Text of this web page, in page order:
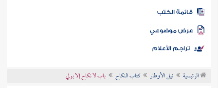
المكتبة
الكتب
موضوعي
تراجم الأعلام
الرئيسية نيل الأوطار كتاب النكاح باب لا نكاح إلا بولي